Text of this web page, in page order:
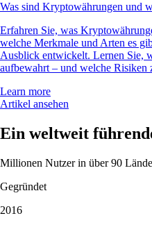
Was sind Kryptowährungen und
Erfahren Sie, was
welche Merkmale und Arten es
Ausblick entwickelt. Lernen Sie,
aufbewahrt – und welche Risiken
Learn more
Artikel ansehen
Ein weltweit
Millionen Nutzer in über 90
Gegründet
2016